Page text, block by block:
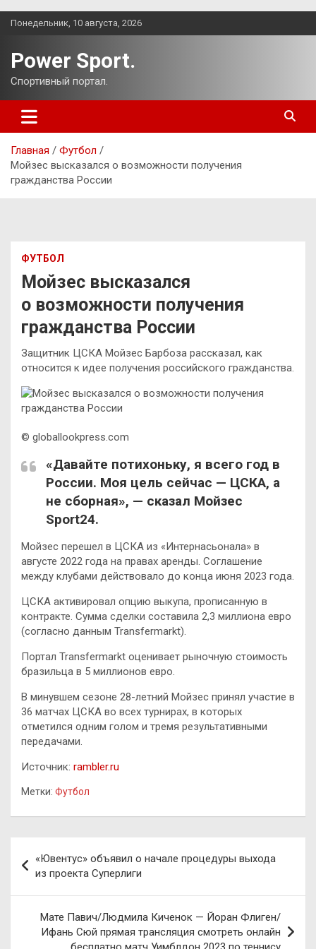
Перейти
Понедельник, 10 августа, 2026
Power Sport.
Спортивный портал.
Главная
Футбол
Мойзес высказался о возможности получения
гражданства России
ФУТБОЛ
Мойзес высказался
о возможности получения
гражданства России
Защитник ЦСКА Мойзес Барбоза рассказал, как
относится к идее получения российского гражданства.
© globallookpress.com
«Давайте потихоньку, я всего год в
России. Моя цель сейчас — ЦСКА, а
не сборная», — сказал Мойзес
Sport24.
Мойзес перешел в ЦСКА из «Интернасьонала» в
августе 2022 года на правах аренды. Соглашение
между клубами действовало до конца июня 2023 года.
ЦСКА активировал опцию выкупа, прописанную в
контракте. Сумма сделки составила 2,3 миллиона евро
(согласно данным Transfermarkt).
Портал Transfermarkt оценивает рыночную стоимость
бразильца в 5 миллионов евро.
В минувшем сезоне 28-летний Мойзес принял участие в
36 матчах ЦСКА во всех турнирах, в которых
отметился одним голом и тремя результативными
передачами.
Источник: rambler.ru
Метки: Футбол
по
записям
«Ювентус» объявил о начале процедуры выхода
из проекта Суперлиги
Мате Павич/Людмила Киченок — Йоран Флиген/
Ифань Сюй прямая трансляция смотреть онлайн